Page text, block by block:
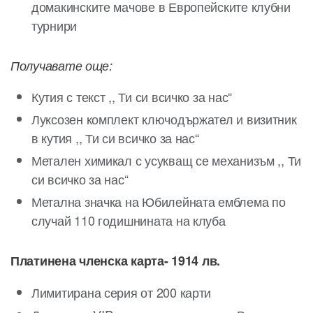
домакинските мачове в Европейските клубни
турнири
Получавате още:
Кутия с текст ,, Ти си всичко за нас“
Луксозен комплект ключодържател и визитник
в кутия ,, Ти си всичко за нас“
Метален химикал с усукващ се механизъм ,, Ти
си всичко за нас“
Метална значка на Юбилейната емблема по
случай 110 годишнината на клуба
Платинена членска карта- 1914 лв.
Лимитирана серия от 200 карти